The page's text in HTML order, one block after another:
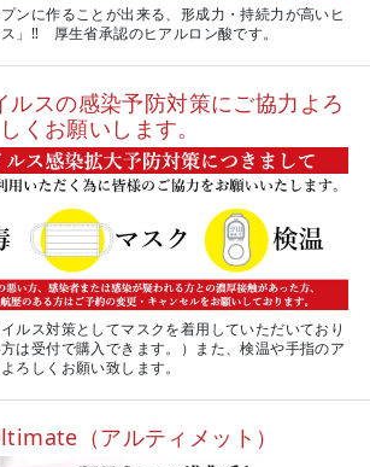
ンに作ることが出来る、形成力・持続力が高いヒ
」‼ 厚生省承認のヒアルロン酸です。
ルスの感染予防対策にご協力よろ
しくお願いします。
ルス対策としてマスクを着用していただいており
は受付で購入できます。）また、検温や手指のア
ろしくお願い致します。
（アルティメット）